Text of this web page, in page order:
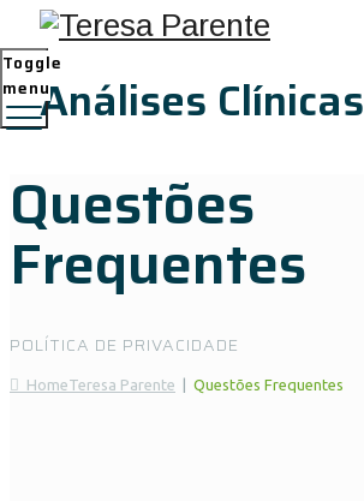
Análises Clínicas
Toggle
menu
Questões
Frequentes
POLÍTICA DE PRIVACIDADE
HomeTeresa Parente Questões Frequentes